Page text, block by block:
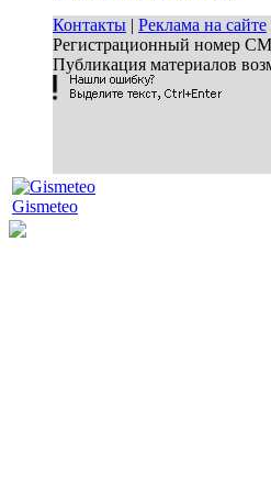
Контакты | Реклама на сайте
Регистрационный номер
Публикация материалов
Gismeteo